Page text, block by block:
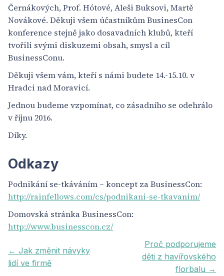
Černákových, Prof. Hótové, Aleši Buksovi, Martě
Novákové. Děkuji všem účastníkům BusinesCon
konference stejně jako dosavadních klubů, kteří
tvořili svými diskuzemi obsah, smysl a cíl
BusinessConu.
Děkuji všem vám, kteří s námi budete 14.-15.10. v
Hradci nad Moravicí.
Jednou budeme vzpomínat, co zásadního se odehrálo
v říjnu 2016.
Díky.
Odkazy
Podnikání se-tkáváním – koncept za BusinessCon:
http://rainfellows.com/cs/podnikani-se-tkavanim/
Domovská stránka BusinessCon:
http://www.businesscon.cz/
← Jak změnit návyky
lidí ve firmě
Proč podporujeme
děti z havířovského
florbalu →